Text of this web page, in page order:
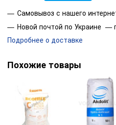
Самовывоз с нашего
Новой почтой по Украине —
Подробнее о доставке
Похожие товары